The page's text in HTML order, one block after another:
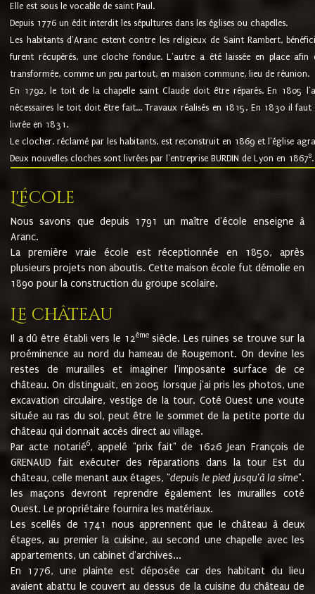
Elle est sous le vocable de saint Paul.
Depuis 1776 un édit interdit les sépultures dans les églises ou chapelles.
Les habitants d'Aranc estent contre les religieux de Saint Rambert,
furent récupérés, une cloche fondue. L'autre a été laissée en place
transformée, comme un peu partout, en maison commune, lieu de réunion.
En 1792, le toit de la chapelle saint Claude doit être réparés. En 1805
nécessaires le toit doit être fait... Travaux réalisés en 1815. En 1830 il
livrée en 1831.
Le clocher, réclamé par les habitants, est reconstruit en 1869 et l'église
Deux nouvelles cloches sont livrées par l'entreprise BURDIN de Lyon en 18678.
L'école
Nous savons que depuis 1791 un maître d'école enseigne à
Aranc.
La première vraie école est réceptionnée en 1850, après
plusieurs projets non aboutis. Cette maison école fut démolie en
1890 pour la construction du groupe scolaire.
Le château
Il a dû être établi vers le 12èmesiècle. Les ruines se trouve sur la
proéminence au nord du hameau de Rougemont. On devine les
restes de murailles et imaginer l'imposante surface de ce
château. On distinguait, en 2005 lorsque j'ai pris les photos, une
excavation circulaire, vestige de la tour. Coté Ouest une voute
située au ras du sol, peut être le sommet de la petite porte du
château qui donnait accès direct au village.
Par acte notarié6, appelé "prix fait" de 1626 Jean François de
GRENAUD fait exécuter des réparations dans la tour Est du
château, celle menant aux étages, "depuis le pied jusqu'à la sime".
les maçons devront reprendre également les murailles coté
Ouest. Le propriétaire fournira les matériaux.
Les scellés de 1741 nous apprennent que le château à deux
étages, au premier la cuisine, au second une chapelle avec les
appartements, un cabinet d'archives...
En 1776, une plainte est déposée car des habitant du lieu
avaient abattu le couvert au dessus de la cuisine du château de